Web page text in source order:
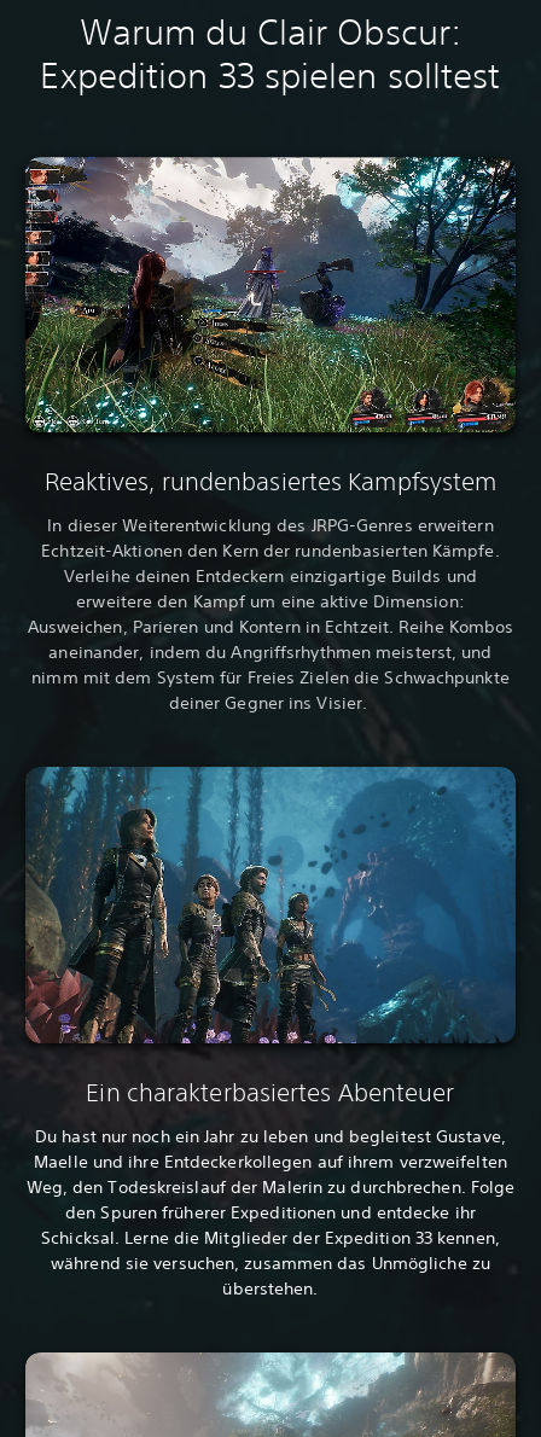
Warum du Clair Obscur:
Expedition 33 spielen solltest
Reaktives, rundenbasiertes Kampfsystem
In dieser Weiterentwicklung des JRPG-Genres erweitern
Echtzeit-Aktionen den Kern der rundenbasierten Kämpfe.
Verleihe deinen Entdeckern einzigartige Builds und
erweitere den Kampf um eine aktive Dimension:
Ausweichen, Parieren und Kontern in Echtzeit. Reihe Kombos
aneinander, indem du Angriffsrhythmen meisterst, und
nimm mit dem System für Freies Zielen die Schwachpunkte
deiner Gegner ins Visier.
Ein charakterbasiertes Abenteuer
Du hast nur noch ein Jahr zu leben und begleitest Gustave,
Maelle und ihre Entdeckerkollegen auf ihrem verzweifelten
Weg, den Todeskreislauf der Malerin zu durchbrechen. Folge
den Spuren früherer Expeditionen und entdecke ihr
Schicksal. Lerne die Mitglieder der Expedition 33 kennen,
während sie versuchen, zusammen das Unmögliche zu
überstehen.